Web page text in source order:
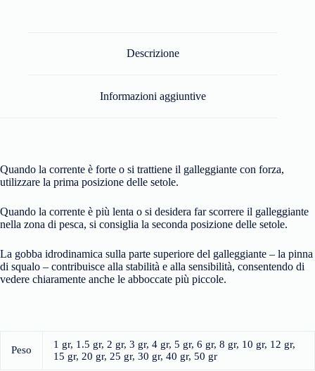
Descrizione
Informazioni aggiuntive
Quando la corrente è forte o si trattiene il galleggiante con forza,
utilizzare la prima posizione delle setole.
Quando la corrente è più lenta o si desidera far scorrere il galleggiante
nella zona di pesca, si consiglia la seconda posizione delle setole.
La gobba idrodinamica sulla parte superiore del galleggiante – la pinna
di squalo – contribuisce alla stabilità e alla sensibilità, consentendo di
vedere chiaramente anche le abboccate più piccole.
Peso
1 gr, 1.5 gr, 2 gr, 3 gr, 4 gr, 5 gr, 6 gr, 8 gr, 10 gr, 12 gr,
15 gr, 20 gr, 25 gr, 30 gr, 40 gr, 50 gr